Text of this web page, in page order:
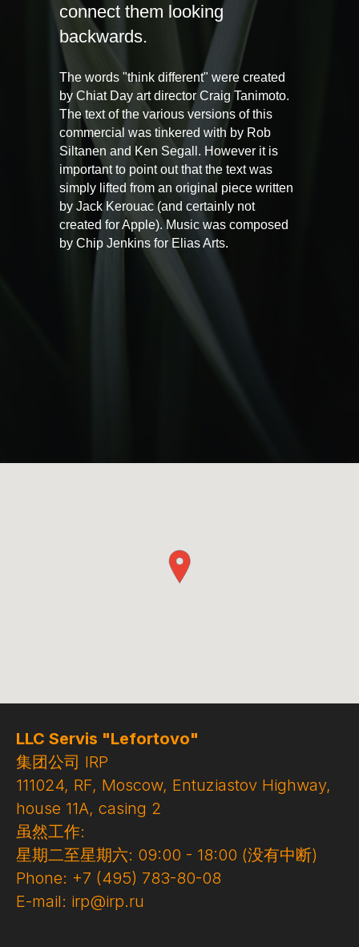
The words "think different" were created
by Chiat Day art director Craig Tanimoto.
The text of the various versions of this
commercial was tinkered with by Rob
Siltanen and Ken Segall. However it is
important to point out that the text was
simply lifted from an original piece written
by Jack Kerouac (and certainly not
created for Apple). Music was composed
by Chip Jenkins for Elias Arts.
connect them looking
backwards.
LLC Servis "Lefortovo"
集团公司 IRP
111024, RF, Moscow, Entuziastov Highway,
house 11A, casing 2
虽然工作:
星期二至星期六: 09:00 - 18:00 (没有中断)
Phone: +7 (495) 783-80-08
E-mail: irp@irp.ru